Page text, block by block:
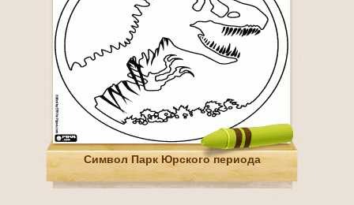
Символ Парк Юрского периода